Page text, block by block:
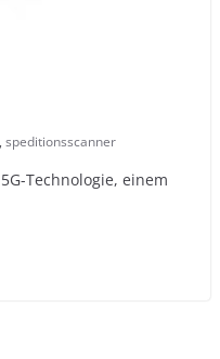
, speditionsscanner
Technologie, einem